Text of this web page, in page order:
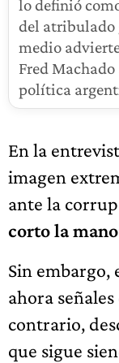
lo definió
del atribulado
medio
Fred
política
En la
imagen
ante la
corto la
Sin embargo,
ahora
contrario,
que sigue